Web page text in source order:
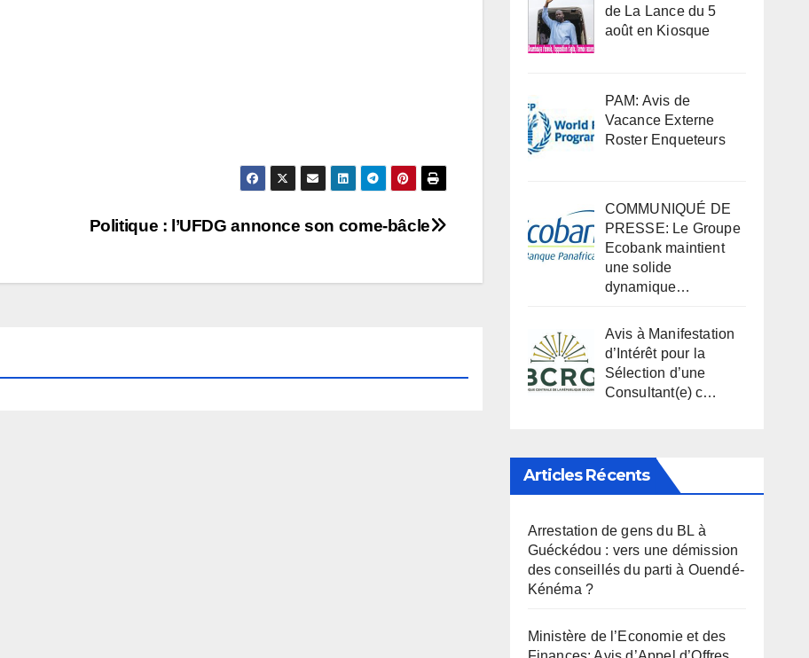
Politique : l’UFDG annonce son come-bâcle
de La Lance du 5
août en Kiosque
PAM: Avis de
Vacance Externe
Roster Enqueteurs
COMMUNIQUÉ DE
PRESSE: Le Groupe
Ecobank maintient
une solide
dynamique…
Avis à Manifestation
d’Intérêt pour la
Sélection d’une
Consultant(e) c…
Articles Récents
Arrestation de gens du BL à
Guéckédou : vers une démission
des conseillés du parti à Ouendé-
Kénéma ?
Ministère de l’Economie et des